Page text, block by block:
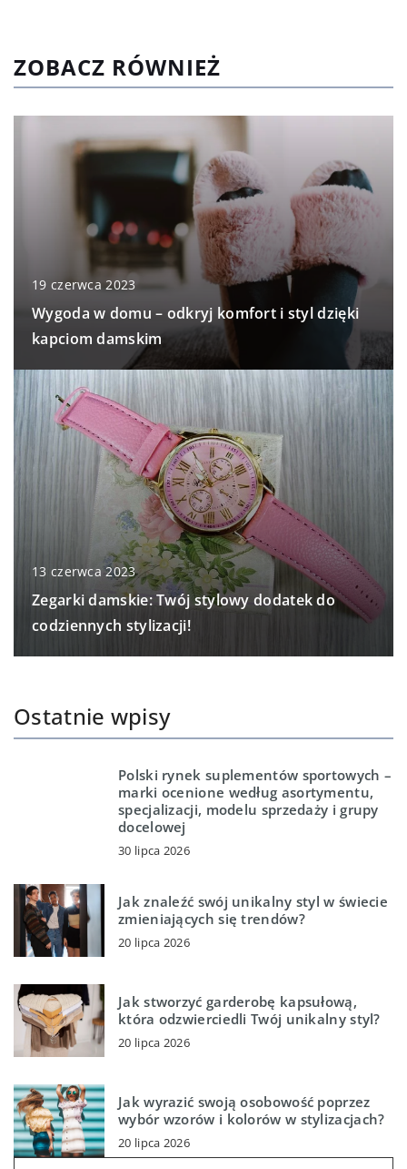
ZOBACZ RÓWNIEŻ
19 czerwca 2023
Wygoda w domu – odkryj komfort i styl dzięki
kapciom damskim
13 czerwca 2023
Zegarki damskie: Twój stylowy dodatek do
codziennych stylizacji!
Ostatnie wpisy
Polski rynek suplementów sportowych –
marki ocenione według asortymentu,
specjalizacji, modelu sprzedaży i grupy
docelowej
30 lipca 2026
Jak znaleźć swój unikalny styl w świecie
zmieniających się trendów?
20 lipca 2026
Jak stworzyć garderobę kapsułową,
która odzwierciedli Twój unikalny styl?
20 lipca 2026
Jak wyrazić swoją osobowość poprzez
wybór wzorów i kolorów w stylizacjach?
20 lipca 2026